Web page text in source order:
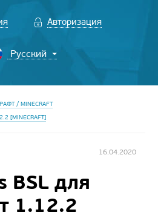
Авторизация
/ MINECRAFT
[MINECRAFT]
16.04.2020
BSL для
1.12.2